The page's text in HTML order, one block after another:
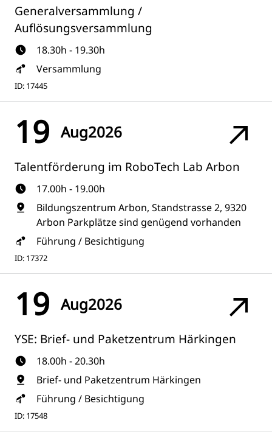
Generalversammlung /
Auflösungsversammlung
18.30h - 19.30h
Versammlung
ID: 17445
19 Aug2026
Talentförderung im RoboTech Lab Arbon
17.00h - 19.00h
Bildungszentrum Arbon, Standstrasse 2, 9320
Arbon Parkplätze sind genügend vorhanden
Führung / Besichtigung
ID: 17372
19 Aug2026
YSE: Brief- und Paketzentrum Härkingen
18.00h - 20.30h
Brief- und Paketzentrum Härkingen
Führung / Besichtigung
ID: 17548